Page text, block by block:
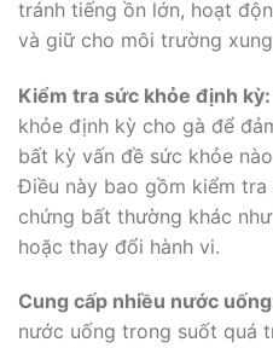
tránh tiếng ồn lớn, hoạt
và giữ cho môi trường
Kiểm tra sức khỏe định kỳ:
khỏe định kỳ cho gà để
bất kỳ vấn đề sức khỏe
Điều này bao gồm kiểm
chứng bất thường khác
hoặc thay đổi hành vi.
Cung cấp nhiều nước
nước uống trong suốt quá